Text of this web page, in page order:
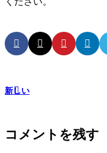
新しい
コメントを残す